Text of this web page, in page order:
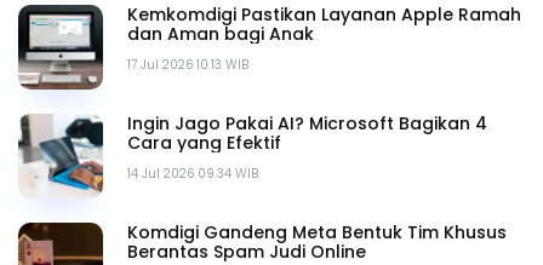
17 Jul 2026 10.13 WIB
Kemkomdigi Pastikan Layanan Apple Ramah
dan Aman bagi Anak
14 Jul 2026 09.34 WIB
Ingin Jago Pakai AI? Microsoft Bagikan 4
Cara yang Efektif
Komdigi Gandeng Meta Bentuk Tim Khusus
Berantas Spam Judi Online